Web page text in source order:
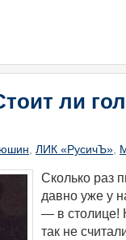
ли
ЛИК «РусичЪ»
​Сколько раз
давно уже у
— в столице!
так не